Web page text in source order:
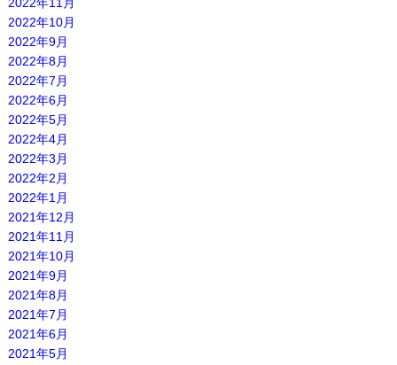
2022年11月
2022年10月
2022年9月
2022年8月
2022年7月
2022年6月
2022年5月
2022年4月
2022年3月
2022年2月
2022年1月
2021年12月
2021年11月
2021年10月
2021年9月
2021年8月
2021年7月
2021年6月
2021年5月